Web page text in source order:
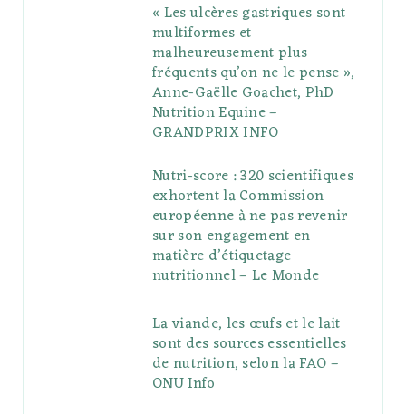
« Les ulcères gastriques sont
multiformes et
malheureusement plus
fréquents qu’on ne le pense »,
Anne-Gaëlle Goachet, PhD
Nutrition Equine –
GRANDPRIX INFO
Nutri-score : 320 scientifiques
exhortent la Commission
européenne à ne pas revenir
sur son engagement en
matière d’étiquetage
nutritionnel – Le Monde
La viande, les œufs et le lait
sont des sources essentielles
de nutrition, selon la FAO –
ONU Info